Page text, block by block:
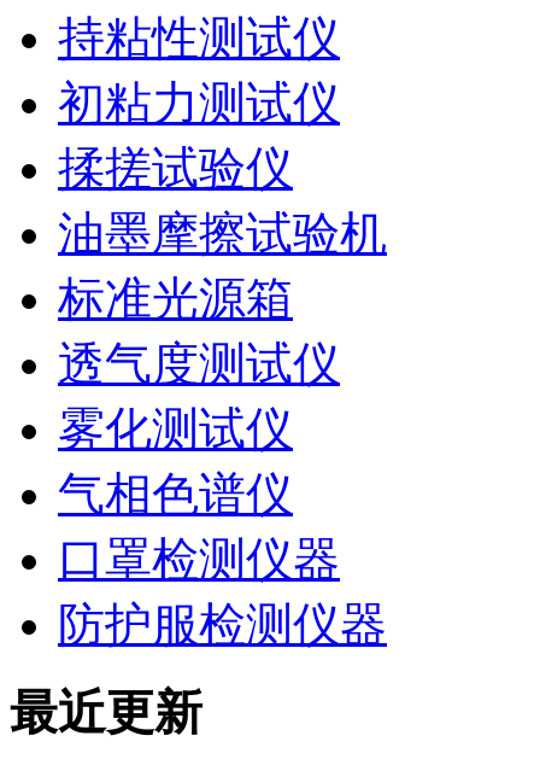
持粘性测试仪
初粘力测试仪
揉搓试验仪
油墨摩擦试验机
标准光源箱
透气度测试仪
雾化测试仪
气相色谱仪
口罩检测仪器
防护服检测仪器
最近更新